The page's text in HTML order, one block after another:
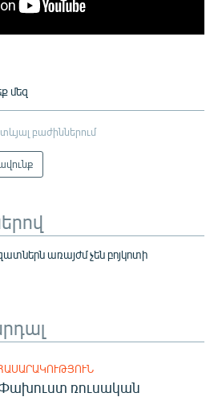
մեզ
բաժիններում
առայժմ չեն բոյկոտի
ռուսական